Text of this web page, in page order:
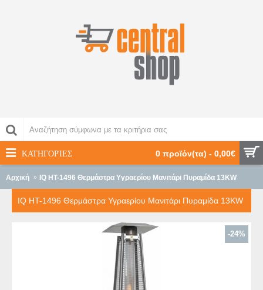
0 προϊόν(τα) - 0,00€
ΚΑΤΗΓΟΡΊΕΣ
Αρχική IQ HT-1496 Θερμάστρα Υγραερίου Μανιτάρι Πυραμίδα 13KW
IQ HT-1496 Θερμάστρα Υγραερίου Μανιτάρι Πυραμίδα 13KW
-24%